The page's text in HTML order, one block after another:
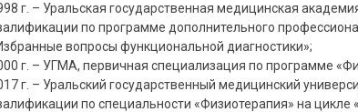
г. – Уральская государственная медицинская
по программе дополнительного
вопросы функциональной диагностики»;
г. – УГМА, первичная специализация по программе
г. – Уральский государственный медицинский
по специальности «Физиотерапия» на цикле